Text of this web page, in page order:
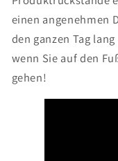
einen angenehmen
den ganzen Tag
wenn Sie auf den
gehen!